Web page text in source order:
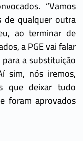
“Vamos
de qualquer outra
ao terminar de
a PGE vai falar
para a substituição
sim, nós iremos,
que deixar tudo
foram aprovados